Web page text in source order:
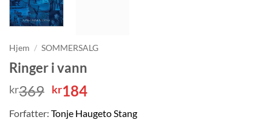
Hjem / SOMMERSALG
Ringer i vann
kr369 Opprinnelig
var:
kr184Nåværende
er:
Forfatter: Tonje Haugeto Stang